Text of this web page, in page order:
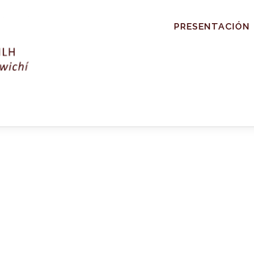
PRESENTACIÓN